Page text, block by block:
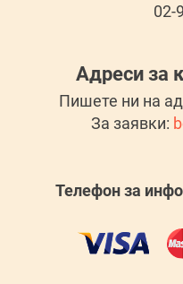
02-
Адреси за
Пишете ни на
За заявки:
Телефон за